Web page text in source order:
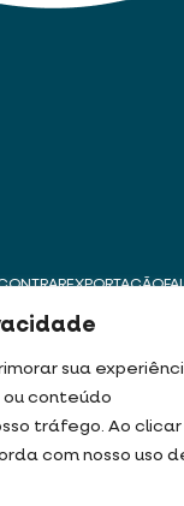
sua
ou conteúdo
tráfego. Ao
com nosso uso
EXPORTAÇÃO
Matriz –
Rua José
Bairro
06833-905